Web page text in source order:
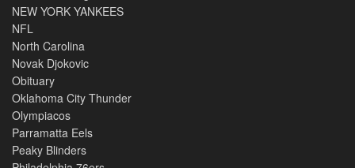
NEW YORK YANKEES
NFL
North Carolina
Novak Djokovic
Obituary
Oklahoma City Thunder
Olympiacos
Parramatta Eels
Peaky Blinders